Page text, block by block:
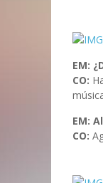
EM:
CO:
EM:
CO: